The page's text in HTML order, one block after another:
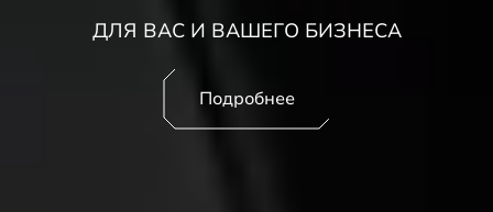
ДЛЯ ВАС И ВАШЕГО БИЗНЕСА
Подробнее